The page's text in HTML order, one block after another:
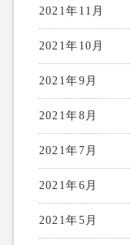
2021年11月
2021年10月
2021年9月
2021年8月
2021年7月
2021年6月
2021年5月